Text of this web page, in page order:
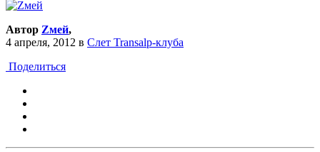
Автор Zмей,
4 апреля, 2012 в Слет Transalp-клуба
Поделиться